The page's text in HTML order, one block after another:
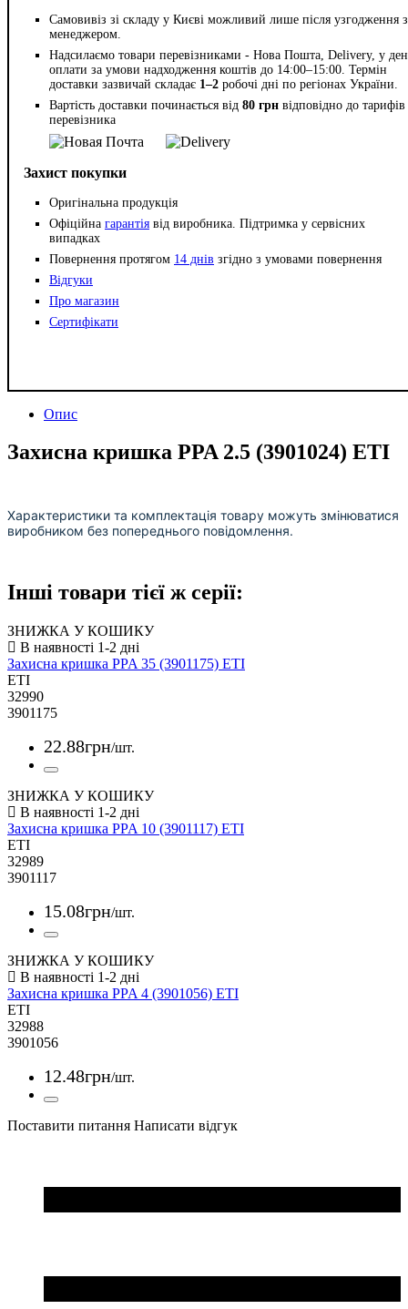
Самовивіз зі складу у Києві можливий лише після узгодження з
менеджером.
Надсилаємо товари перевізниками - Нова Пошта, Delivery, у
оплати за умови надходження коштів до 14:00–15:00. Термін
доставки зазвичай складає 1–2 робочі дні по регіонах України.
Вартість доставки починається від 80 грн відповідно до тарифів
перевізника
Захист покупки
Оригінальна продукція
Офіційна гарантія від виробника. Підтримка у сервісних
випадках
Повернення протягом 14 днів згідно з умовами повернення
Відгуки
Про магазин
Сертифікати
Опис
Захисна кришка PPA 2.5 (3901024) ETI
Характеристики та комплектація товару можуть змінюватися
виробником без попереднього повідомлення.
Інші товари тієї ж серії:
ЗНИЖКА У КОШИКУ
Захисна кришка PPA 35 (3901175) ETI
ETI
32990
3901175
22.88грн/шт.
ЗНИЖКА У КОШИКУ
Захисна кришка PPA 10 (3901117) ETI
ETI
32989
3901117
15.08грн/шт.
ЗНИЖКА У КОШИКУ
Захисна кришка PPA 4 (3901056) ETI
ETI
32988
3901056
12.48грн/шт.
Поставити питання Написати відгук